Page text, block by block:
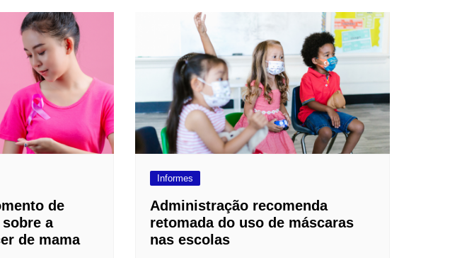
Eletrodomésticos
Floriculturas
Linha de Crédito
Roupas e Moda
Material de Construção
Mafisa Turismo
Nivalmix
Ótica
Supermercado
de
a
de mama
Informes
Administração recomenda
retomada do uso de máscaras
nas escolas